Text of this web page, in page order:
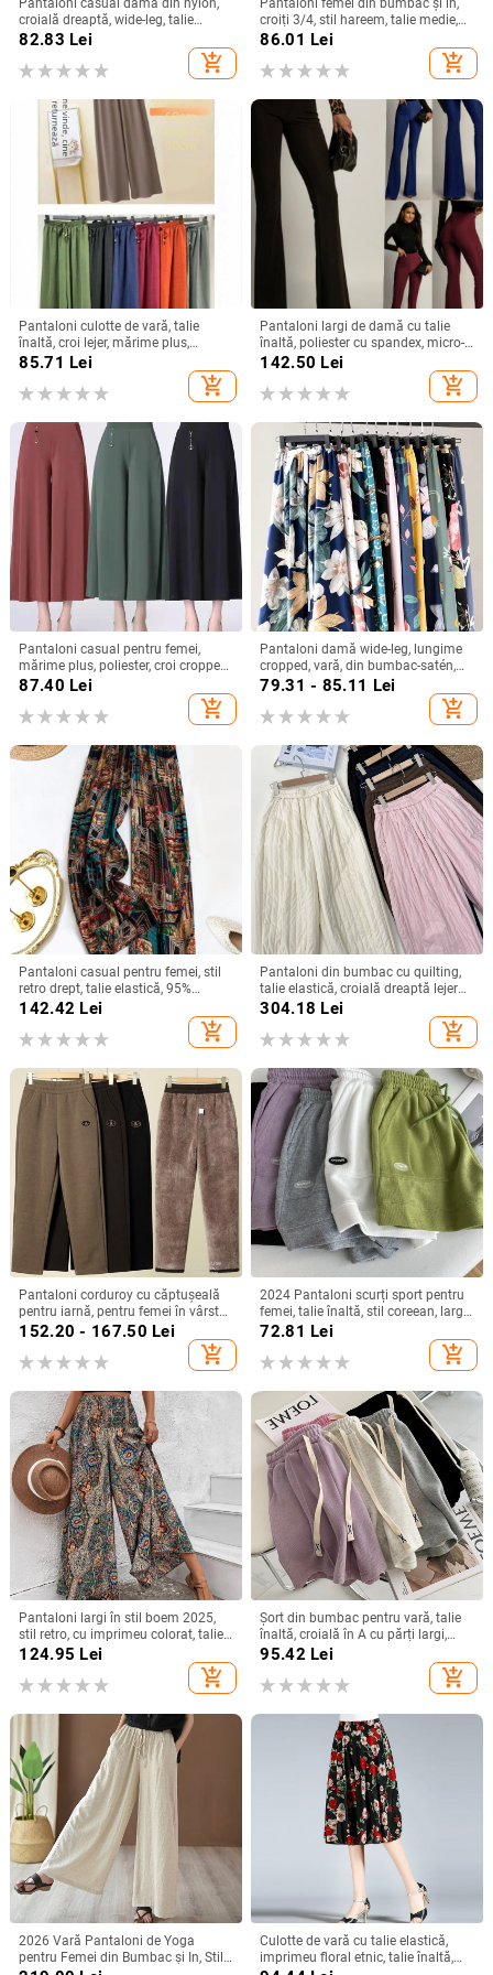
Pantaloni casual dama din nylon,
croială dreaptă, wide-leg, talie
înaltă, lungime până la gleznă,
82.83 Lei
add_shopping_cart
Pantaloni femei din bumbac și in,
croiți 3/4, stil hareem, talie medie,
croială lejeră, vară casual
86.01 Lei
add_shopping_cart
Pantaloni culotte de vară, talie
înaltă, croi lejer, mărime plus,
culoare uni, talie elastică, picioare
85.71 Lei
add_shopping_cart
Pantaloni largi de damă cu talie
înaltă, poliester cu spandex, micro-
elasticitate, stil street fashionista
142.50 Lei
add_shopping_cart
Pantaloni casual pentru femei,
mărime plus, poliester, croi cropped,
talie înaltă, croi drept, croi relaxat
87.40 Lei
add_shopping_cart
Pantaloni damă wide-leg, lungime
cropped, vară, din bumbac-satén,
talie înaltă, casual
79.31 - 85.11 Lei
add_shopping_cart
Pantaloni casual pentru femei, stil
retro drept, talie elastică, 95%
poliester, vară 2025
142.42 Lei
add_shopping_cart
Pantaloni din bumbac cu quilting,
talie elastică, croială dreaptă lejeră,
umplutură asemănătoare mătăsii,
304.18 Lei
add_shopping_cart
Pantaloni corduroy cu căptușeală
pentru iarnă, pentru femei în vârstă,
stil haarem.
152.20 - 167.50 Lei
add_shopping_cart
2024 Pantaloni scurți sport pentru
femei, talie înaltă, stil coreean, largi,
șnur, croială în formă de A
72.81 Lei
add_shopping_cart
Pantaloni largi în stil boem 2025,
stil retro, cu imprimeu colorat, talie
înaltă, croială lejeră
124.95 Lei
add_shopping_cart
Șort din bumbac pentru vară, talie
înaltă, croială în A cu părți largi,
lungime capri, casual, stil urban
95.42 Lei
add_shopping_cart
2026 Vară Pantaloni de Yoga
pentru Femei din Bumbac și In, Stil
Culotte de vară cu talie elastică,
imprimeu floral etnic, talie înaltă,